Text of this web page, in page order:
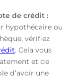
de crédit :
hypothécaire ou
vérifiez
. Cela vous
et de
d’avoir une